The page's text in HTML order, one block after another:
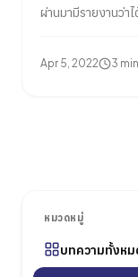
หมวดหมู่
บทความทั้งหม
ผ่านมามีรายงานว่า
ครั้งนี้ของ
Apr 5, 2022 3